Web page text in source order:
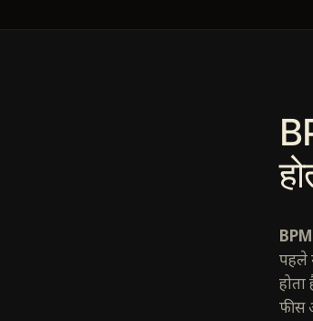
पहले
फीस